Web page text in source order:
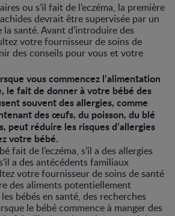
ou s’il fait de l’eczéma, la première
devrait être supervisée par un
santé. Avant d’introduire des
votre fournisseur de soins de
des conseils pour vous et votre
vous commencez l’alimentation
le fait de donner à votre bébé des
souvent des allergies, comme
des œufs, du poisson, du blé
peut réduire les risques d’allergies
votre bébé.
fait de l’eczéma, s’il a des allergies
a des antécédents familiaux
votre fournisseur de soins de santé
des aliments potentiellement
bébés en santé, des recherches
le bébé commence à manger des